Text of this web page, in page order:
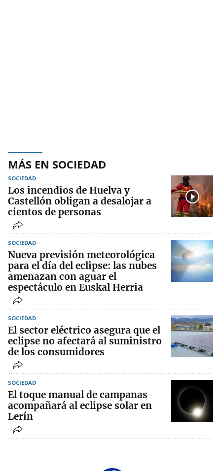
MÁS EN SOCIEDAD
SOCIEDAD
Los incendios de Huelva y
Castellón obligan a desalojar a
cientos de personas
SOCIEDAD
Nueva previsión meteorológica
para el día del eclipse: las nubes
amenazan con aguar el
espectáculo en Euskal Herria
SOCIEDAD
El sector eléctrico asegura que el
eclipse no afectará al suministro
de los consumidores
SOCIEDAD
El toque manual de campanas
acompañará al eclipse solar en
Lerín